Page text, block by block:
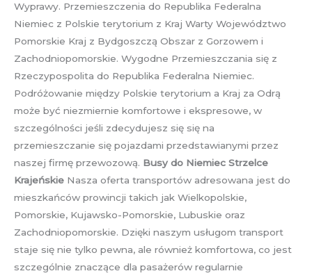
Wyprawy. Przemieszczenia do Republika Federalna
Niemiec z Polskie terytorium z Kraj Warty Województwo
Pomorskie Kraj z Bydgoszczą Obszar z Gorzowem i
Zachodniopomorskie. Wygodne Przemieszczania się z
Rzeczypospolita do Republika Federalna Niemiec.
Podróżowanie między Polskie terytorium a Kraj za Odrą
może być niezmiernie komfortowe i ekspresowe, w
szczególności jeśli zdecydujesz się się na
przemieszczanie się pojazdami przedstawianymi przez
naszej firmę przewozową. Busy do Niemiec Strzelce
Krajeńskie Nasza oferta transportów adresowana jest do
mieszkańców prowincji takich jak Wielkopolskie,
Pomorskie, Kujawsko-Pomorskie, Lubuskie oraz
Zachodniopomorskie. Dzięki naszym usługom transport
staje się nie tylko pewna, ale również komfortowa, co jest
szczególnie znaczące dla pasażerów regularnie